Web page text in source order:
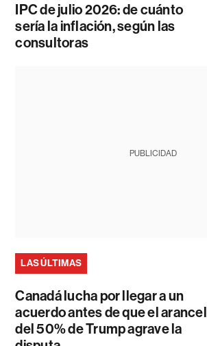
IPC de julio 2026: de cuánto
sería la inflación, según las
consultoras
PUBLICIDAD
LAS ÚLTIMAS
Canadá lucha por llegar a un
acuerdo antes de que el arancel
del 50% de Trump agrave la